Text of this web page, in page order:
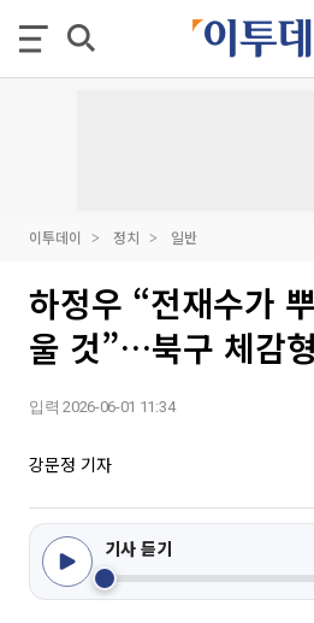
이투데이 정치 일반
하정우 “전재수가
울 것”…북구 체감
입력 2026-06-01 11:34
강문정 기자
기사 듣기